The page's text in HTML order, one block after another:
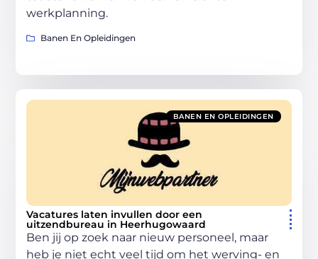
werkplanning.
Banen En Opleidingen
BANEN EN OPLEIDINGEN
Vacatures laten invullen door een
uitzendbureau in Heerhugowaard
Ben jij op zoek naar nieuw personeel, maar
heb je niet echt veel tijd om het werving- en